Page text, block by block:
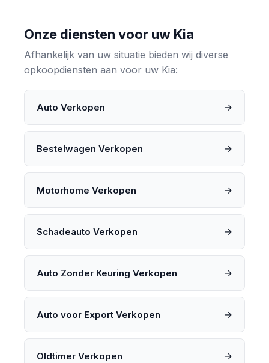
Onze diensten voor uw Kia
Afhankelijk van uw situatie bieden wij diverse
opkoopdiensten aan voor uw Kia:
Auto Verkopen →
Bestelwagen Verkopen →
Motorhome Verkopen →
Schadeauto Verkopen →
Auto Zonder Keuring Verkopen →
Auto voor Export Verkopen →
Oldtimer Verkopen →